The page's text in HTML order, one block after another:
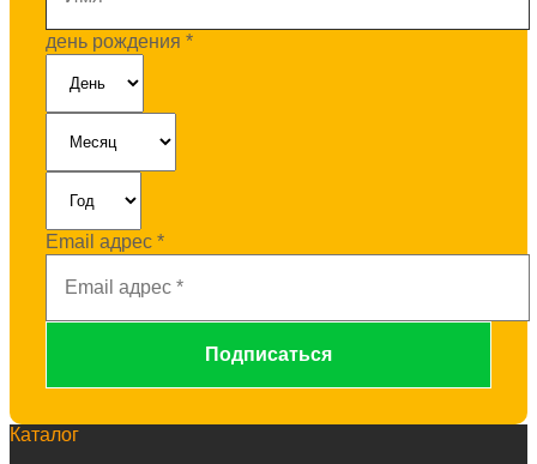
день рождения *
Email адрес *
Каталог